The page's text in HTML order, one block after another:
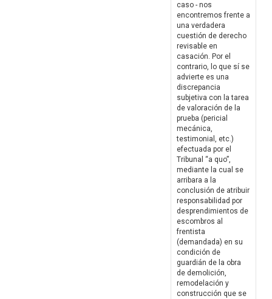
caso - nos
encontremos frente a
una verdadera
cuestión de derecho
revisable en
casación. Por el
contrario, lo que sí se
advierte es una
discrepancia
subjetiva con la tarea
de valoración de la
prueba (pericial
mecánica,
testimonial, etc.)
efectuada por el
Tribunal “a quo”,
mediante la cual se
arribara a la
conclusión de atribuir
responsabilidad por
desprendimientos de
escombros al
frentista
(demandada) en su
condición de
guardián de la obra
de demolición,
remodelación y
construcción que se